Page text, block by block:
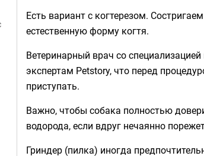
Есть вариант с когтерезом.
естественную форму когтя.
Ветеринарный врач со
экспертам Petstory, что перед
приступать.
Важно, чтобы собака полностью
водорода, если вдруг нечаянно
Гриндер (пилка) иногда